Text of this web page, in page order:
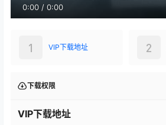
0:00 / 0:00
VIP下载地址
1 2
下载权限
VIP下载地址